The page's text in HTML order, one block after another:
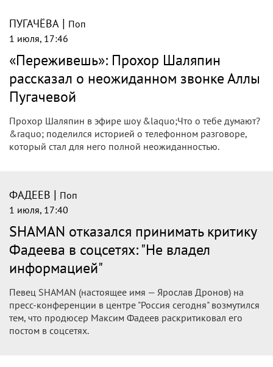
ПУГАЧЁВА | Поп
1 июля, 17:46
«Переживешь»: Прохор Шаляпин
рассказал о неожиданном звонке Аллы
Пугачевой
Прохор Шаляпин в эфире шоу &laquo;Что о тебе думают?
&raquo; поделился историей о телефонном разговоре,
который стал для него полной неожиданностью.
ФАДЕЕВ | Поп
1 июля, 17:40
SHAMAN отказался принимать критику
Фадеева в соцсетях: "Не владел
информацией"
Певец SHAMAN (настоящее имя — Ярослав Дронов) на
пресс-конференции в центре "Россия сегодня" возмутился
тем, что продюсер Максим Фадеев раскритиковал его
постом в соцсетях.